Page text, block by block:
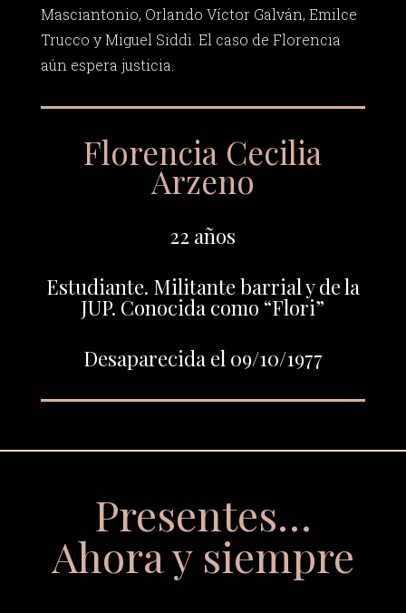
Masciantonio, Orlando Víctor Galván, Emilce
Trucco y Miguel Siddi. El caso de Florencia
aún espera justicia.
Florencia Cecilia
Arzeno
22 años
Estudiante. Militante barrial y de la
JUP. Conocida como “Flori”
Desaparecida el 09/10/1977
Presentes…
Ahora y siempre